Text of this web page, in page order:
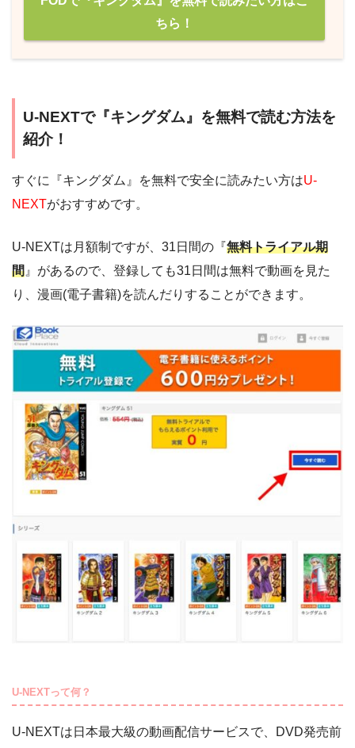
ちら！
U-NEXTで『キングダム』を無料で読む方法を
紹介！
すぐに『キングダム』を無料で安全に読みたい方はU-
NEXTがおすすめです。
U-NEXTは月額制ですが、31日間の『無料トライアル期
間 』があるので、登録しても31日間は無料で動画を見た
り、漫画(電子書籍)を読んだりすることができます。
U-NEXTって何？
U-NEXTは日本最大級の動画配信サービスで、DVD発売前